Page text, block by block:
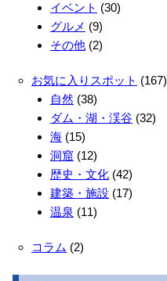
イベント (30)
グルメ (9)
その他 (2)
お気に入りスポット (167)
自然 (38)
ダム・湖・渓谷 (32)
海 (15)
洞窟 (12)
歴史・文化 (42)
建築・施設 (17)
温泉 (11)
コラム (2)